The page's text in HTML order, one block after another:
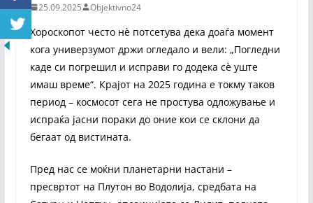
25.09.2025 Objektivno24
Хороскопот често нè потсетува дека доаѓа момент
кога универзумот држи огледало и вели: „Погледни
каде си погрешил и исправи го додека сè уште
имаш време“. Крајот на 2025 година е токму таков
период – космосот сега не простува одложување и
испраќа јасни пораки до оние кои се склони да
бегаат од вистината.
Пред нас се моќни планетарни настани –
пресвртот на Плутон во Водолија, средбата на